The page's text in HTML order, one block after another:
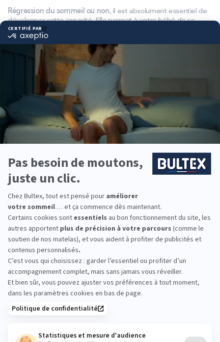
Régression du sommeil ou non, il est absolument essentiel de
développer cette capacité. Elle permet à votre bébé de se
rendormir tout seul lorsqu’il se réveille au cours de ses phases de
sommeil léger. Certes, cela peut demander du temps et de la
patience, mais apprendre à bébé à s’endormir seul est une
étape importante de son développement.
Quels besoins en sommeil pour un bébé de 4
À quatre mois, un bébé a besoin en moyennede 14 à 18
heures de sommeilsur une plage de 24 heures. Ces heures sont
réparties entre le sommeil de nuit, qui tend à s’allonger, et les
siestes diurnes, qui peuvent commencer à diminuer de durée.
Il est important pour bébé que vous mainteniez une
certainerégularité dans les horaires de coucherpour favoriser
un bon rythme de sommeil.
bébé lui sera profitable tant sur le confort que sur la durée. À ce
titre, rappelons brièvement quels sontles indispensables pour
votre tout-petit. En effet, bébé a besoin d'uneliterie adaptée
pour son confort et sa sécurité. Son matelas doit
êtrefermeetà la bonne taillepour éviter les espaces où il
pourrait se coincer. C’est essentiel pour
réduire le risque d’étouffement
matelas mal ajusté ou trop moelleux peut entraîner des
dangers, il est donc capital de choisir un support bien ferme et
parfaitement adapté à la structure du lit.
matelas bébé les plus courantes, ainsi que l’indispensable
Le matelas bébé 60x120;